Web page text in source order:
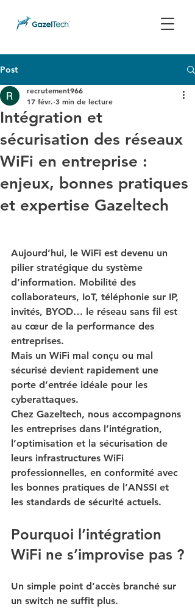
Post
Intégration et
sécurisation des réseaux
WiFi en entreprise :
enjeux, bonnes pratiques
et expertise Gazeltech
recrutement966
17 févr. 3 min de lecture
Aujourd’hui, le WiFi est devenu un
pilier stratégique du système
d’information. Mobilité des
collaborateurs, IoT, téléphonie sur IP,
invités, BYOD… le réseau sans fil est
au cœur de la performance des
entreprises.
Mais un WiFi mal conçu ou mal
sécurisé devient rapidement une
porte d’entrée idéale pour les
cyberattaques.
Chez Gazeltech, nous accompagnons
les entreprises dans l’intégration,
l’optimisation et la sécurisation de
leurs infrastructures WiFi
professionnelles, en conformité avec
les bonnes pratiques de l’ANSSI et
les standards de sécurité actuels.
Pourquoi l’intégration
WiFi ne s’improvise pas ?
Un simple point d’accès branché sur
un switch ne suffit plus.